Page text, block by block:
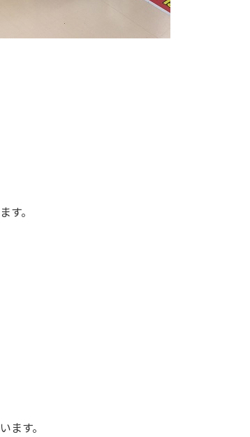
す。
ます。